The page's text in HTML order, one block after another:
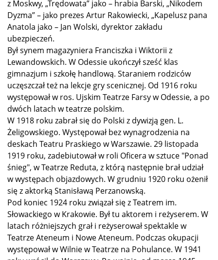
z Moskwy, „Trędowata” jako – hrabia Barski, „Nikodem
Dyzma” – jako prezes Artur Rakowiecki, „Kapelusz pana
Anatola jako – Jan Wolski, dyrektor zakładu
ubezpieczeń.
Był synem magazyniera Franciszka i Wiktorii z
Lewandowskich. W Odessie ukończył sześć klas
gimnazjum i szkołę handlową. Staraniem rodziców
uczęszczał też na lekcje gry scenicznej. Od 1916 roku
występował w ros. Ujskim Teatrze Farsy w Odessie, a po
dwóch latach w teatrze polskim.
W 1918 roku zabrał się do Polski z dywizją gen. L.
Żeligowskiego. Występował bez wynagrodzenia na
deskach Teatru Praskiego w Warszawie. 29 listopada
1919 roku, zadebiutował w roli Oficera w sztuce "Ponad
śnieg", w Teatrze Reduta, z którą następnie brał udział
w występach objazdowych. W grudniu 1920 roku ożenił
się z aktorką Stanisławą Perzanowską.
Pod koniec 1924 roku związał się z Teatrem im.
Słowackiego w Krakowie. Był tu aktorem i reżyserem. W
latach różniejszych grał i reżyserował spektakle w
Teatrze Ateneum i Nowe Ateneum. Podczas okupacji
występował w Wilnie w Teatrze na Pohulance. W 1941